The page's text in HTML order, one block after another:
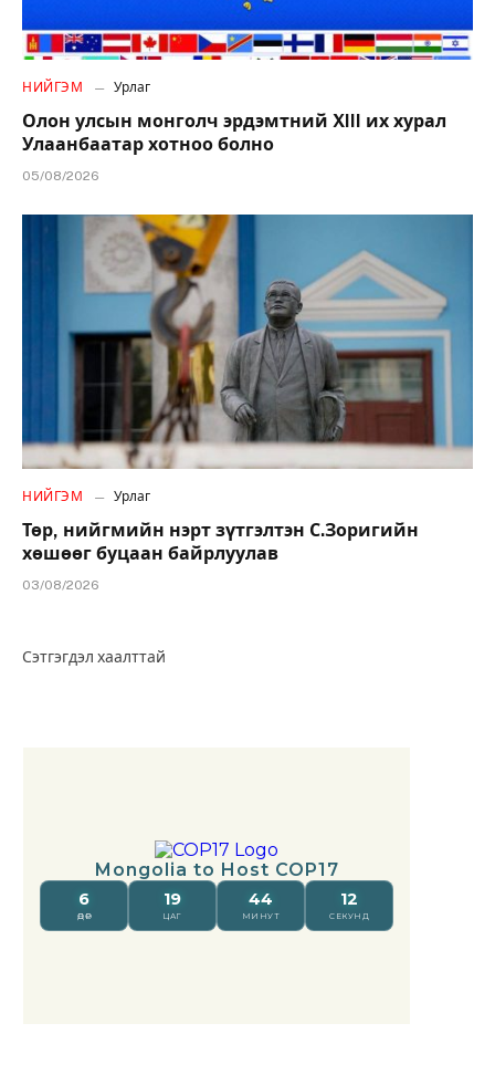
НИЙГЭМ Урлаг
Олон улсын монголч эрдэмтний XIII их хурал
Улаанбаатар хотноо болно
05/08/2026
НИЙГЭМ Урлаг
Төр, нийгмийн нэрт зүтгэлтэн С.Зоригийн
хөшөөг буцаан байрлуулав
03/08/2026
Сэтгэгдэл хаалттай